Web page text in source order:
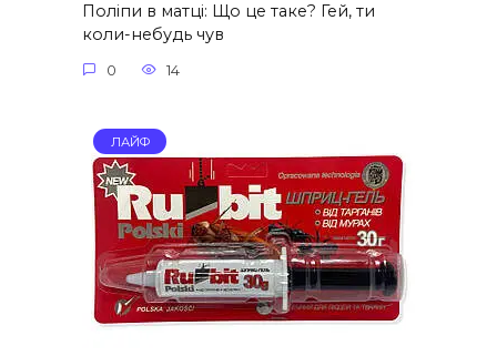
Поліпи в матці: Що це таке? Гей, ти
коли-небудь чув
0 14
ЛАЙФ